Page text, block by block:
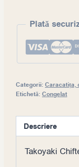
Plată
Categorii: Caracatița,
Etichetă: Congelat
Descriere
Takoyaki